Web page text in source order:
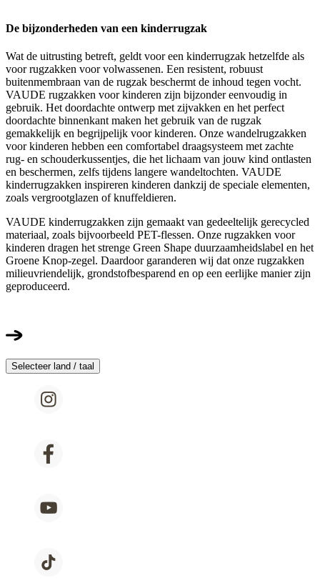
De bijzonderheden van een kinderrugzak
Wat de uitrusting betreft, geldt voor een kinderrugzak hetzelfde als
voor rugzakken voor volwassenen. Een resistent, robuust
buitenmembraan van de rugzak beschermt de inhoud tegen vocht.
VAUDE rugzakken voor kinderen zijn bijzonder eenvoudig in
gebruik. Het doordachte ontwerp met zijvakken en het perfect
doordachte binnenkant maken het gebruik van de rugzak
gemakkelijk en begrijpelijk voor kinderen. Onze wandelrugzakken
voor kinderen hebben een comfortabel draagsysteem met zachte
rug- en schouderkussentjes, die het lichaam van jouw kind ontlasten
en beschermen, zelfs tijdens langere wandeltochten. VAUDE
kinderrugzakken inspireren kinderen dankzij de speciale elementen,
zoals vergrootglazen of knuffeldieren.
VAUDE kinderrugzakken zijn gemaakt van gedeeltelijk gerecycled
materiaal, zoals bijvoorbeeld PET-flessen. Onze rugzakken voor
kinderen dragen het strenge Green Shape duurzaamheidslabel en het
Groene Knop-zegel. Daardoor garanderen wij dat onze rugzakken
milieuvriendelijk, grondstofbesparend en op een eerlijke manier zijn
geproduceerd.
Selecteer land / taal